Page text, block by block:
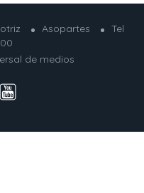
Asopartes
Tel
de medios